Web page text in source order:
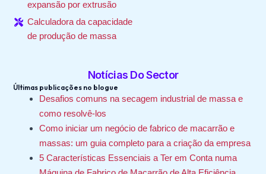
expansão por extrusão
Calculadora da capacidade
de produção de massa
Notícias Do Sector
Últimas publicações no blogue
Desafios comuns na secagem industrial de massa e
como resolvê-los
Como iniciar um negócio de fabrico de macarrão e
massas: um guia completo para a criação da empresa
5 Características Essenciais a Ter em Conta numa